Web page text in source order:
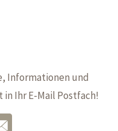
Informationen und
Ihr E-Mail Postfach!